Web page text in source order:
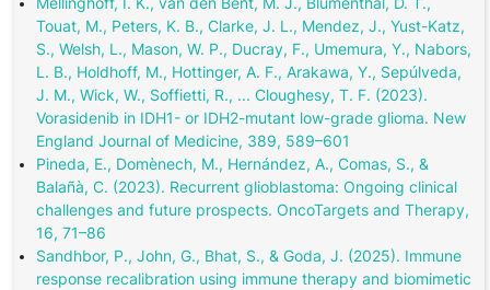
Touat, M., Peters, K. B., Clarke, J. L., Mendez, J., Yust-Katz,
S., Welsh, L., Mason, W. P., Ducray, F., Umemura, Y., Nabors,
L. B., Holdhoff, M., Hottinger, A. F., Arakawa, Y., Sepúlveda,
J. M., Wick, W., Soffietti, R., ... Cloughesy, T. F. (2023).
Vorasidenib in IDH1- or IDH2-mutant low-grade glioma. New
England Journal of Medicine, 389, 589–601
Pineda, E., Domènech, M., Hernández, A., Comas, S., &
Balañà, C. (2023). Recurrent glioblastoma: Ongoing clinical
challenges and future prospects. OncoTargets and Therapy,
16, 71–86
Sandhbor, P., John, G., Bhat, S., & Goda, J. (2025). Immune
response recalibration using immune therapy and biomimetic